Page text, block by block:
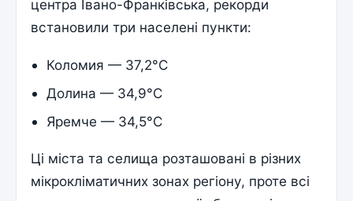
центра Івано-Франківська, рекорди
встановили три населені пункти:
Коломия — 37,2°C
Долина — 34,9°C
Яремче — 34,5°C
Ці міста та селища розташовані в різних
мікрокліматичних зонах регіону, проте всі